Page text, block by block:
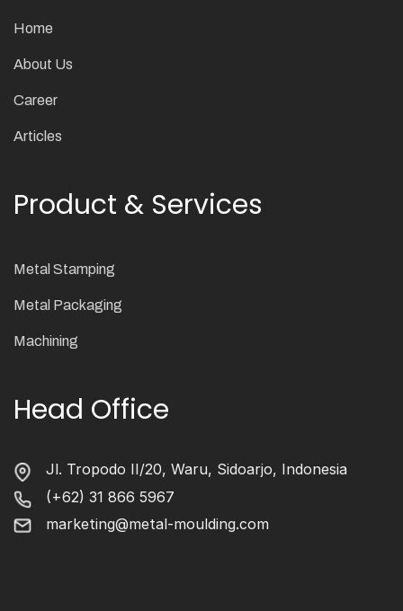
Home
About Us
Career
Articles
Product & Services
Metal Stamping
Metal Packaging
Machining
Head Office
Jl. Tropodo II/20, Waru, Sidoarjo, Indonesia
(+62) 31 866 5967
marketing@metal-moulding.com